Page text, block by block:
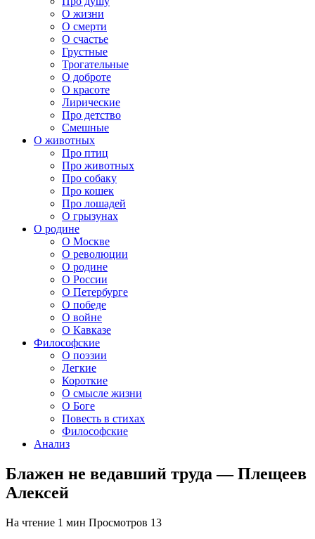
О жизни
О смерти
О счастье
Грустные
Трогательные
О доброте
О красоте
Лирические
Про детство
Смешные
О животных
Про птиц
Про животных
Про собаку
Про кошек
Про лошадей
О грызунах
О родине
О Москве
О революции
О родине
О России
О Петербурге
О победе
О войне
О Кавказе
Философские
О поэзии
Легкие
Короткие
О смысле жизни
О Боге
Повесть в стихах
Философские
Анализ
Блажен не ведавший труда — Плещеев
Алексей
На чтение 1 мин Просмотров 13